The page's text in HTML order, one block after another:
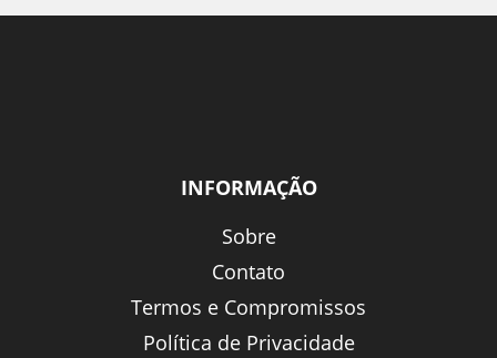
INFORMAÇÃO
Sobre
Contato
Termos e Compromissos
Política de Privacidade